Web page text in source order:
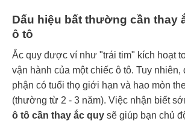
Dấu hiệu bất thường cần thay
ô tô
Ắc quy được ví như "trái tim" kích hoạt
vận hành của một chiếc ô tô. Tuy nhiên,
phận có tuổi thọ giới hạn và hao mòn
(thường từ 2 - 3 năm). Việc nhận biết
ô tô cần thay ắc quy sẽ giúp bạn chủ